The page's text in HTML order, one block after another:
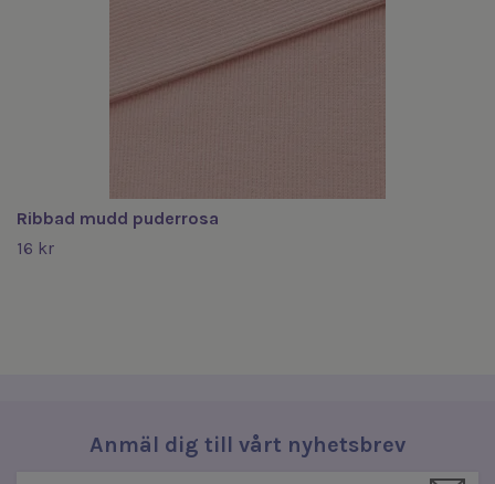
Ribbad mudd puderrosa
16 kr
Anmäl dig till vårt nyhetsbrev